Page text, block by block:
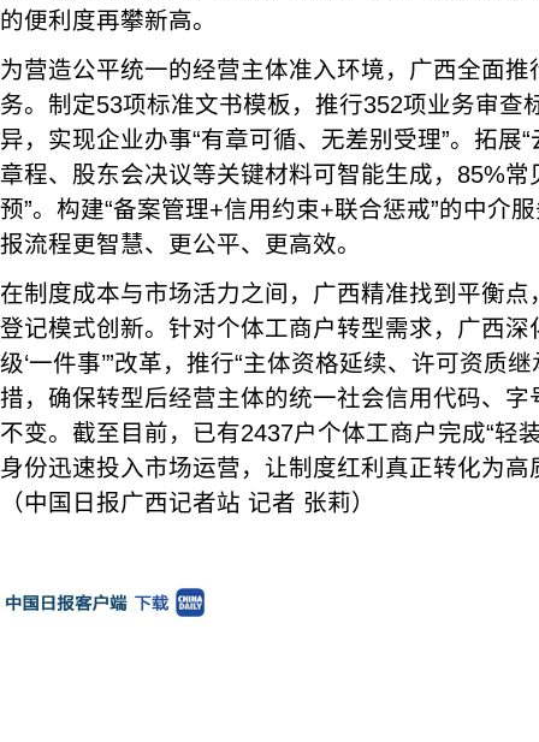
的便利度再攀新高。
为营造公平统一的经营主体准入环境，广西全面推
务。制定53项标准文书模板，推行352项业务审查
异，实现企业办事“有章可循、无差别受理”。拓展
章程、股东会决议等关键材料可智能生成，85%常
预”。构建“备案管理+信用约束+联合惩戒”的中介
报流程更智慧、更公平、更高效。
在制度成本与市场活力之间，广西精准找到平衡
登记模式创新。针对个体工商户转型需求，广西深
级‘一件事’”改革，推行“主体资格延续、许可资质
措，确保转型后经营主体的统一社会信用代码、
不变。截至目前，已有2437户个体工商户完成“轻
身份迅速投入市场运营，让制度红利真正转化为
（中国日报广西记者站 记者 张莉）